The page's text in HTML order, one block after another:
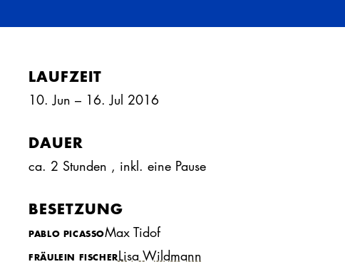
LAUFZEIT
10. Jun – 16. Jul 2016
DAUER
ca. 2 Stunden , inkl.eine Pause
BESETZUNG
PABLO PICASSOMax Tidof
FRÄULEIN FISCHERLisa Wildmann